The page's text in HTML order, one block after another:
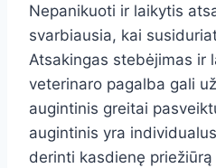
Nepanikuoti ir laikytis
svarbiausia, kai
Atsakingas stebėjimas ir
veterinaro pagalba gali
augintinis greitai
augintinis yra
derinti kasdienę